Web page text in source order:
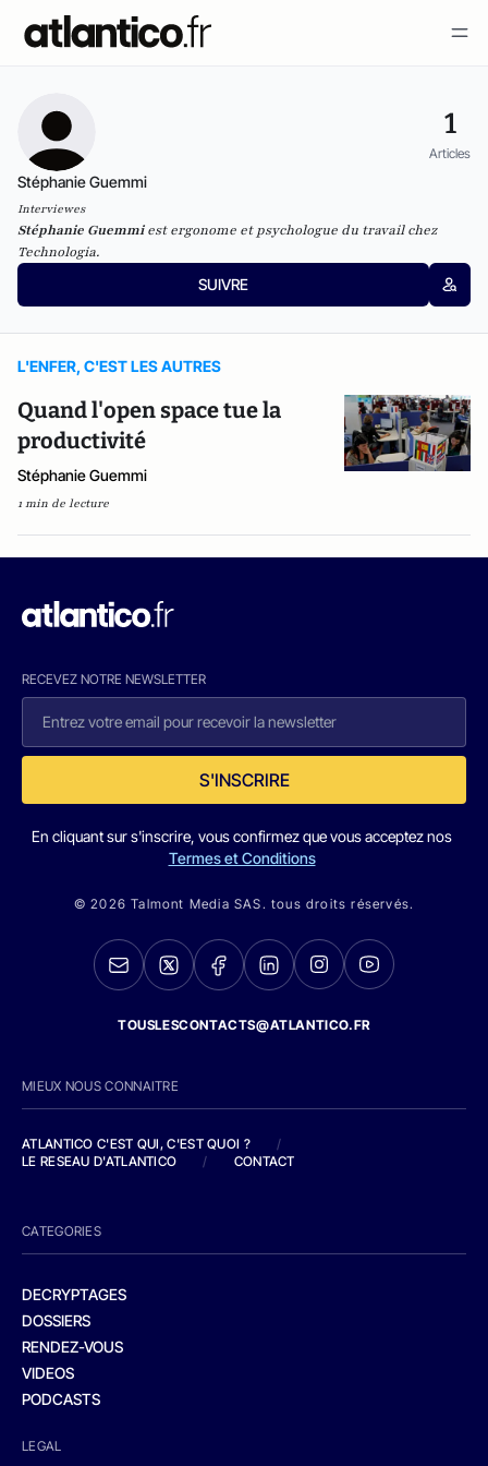
1
Articles
Stéphanie Guemmi
Interviewes
Stéphanie Guemmiest ergonome et psychologue du travail chez
Technologia.
SUIVRE
L'ENFER, C'EST LES AUTRES
Quand l'open space tue la
productivité
Stéphanie Guemmi
1 min de lecture
RECEVEZ NOTRE NEWSLETTER
S'INSCRIRE
En cliquant sur s'inscrire, vous confirmez que vous acceptez nos
Termes et Conditions
© 2026 Talmont Media SAS. tous droits réservés.
TOUSLESCONTACTS@ATLANTICO.FR
MIEUX NOUS CONNAITRE
ATLANTICO C'EST QUI, C'EST QUOI ?
/
LE RESEAU D'ATLANTICO
/ CONTACT
CATEGORIES
DECRYPTAGES
DOSSIERS
RENDEZ-VOUS
VIDEOS
PODCASTS
LEGAL